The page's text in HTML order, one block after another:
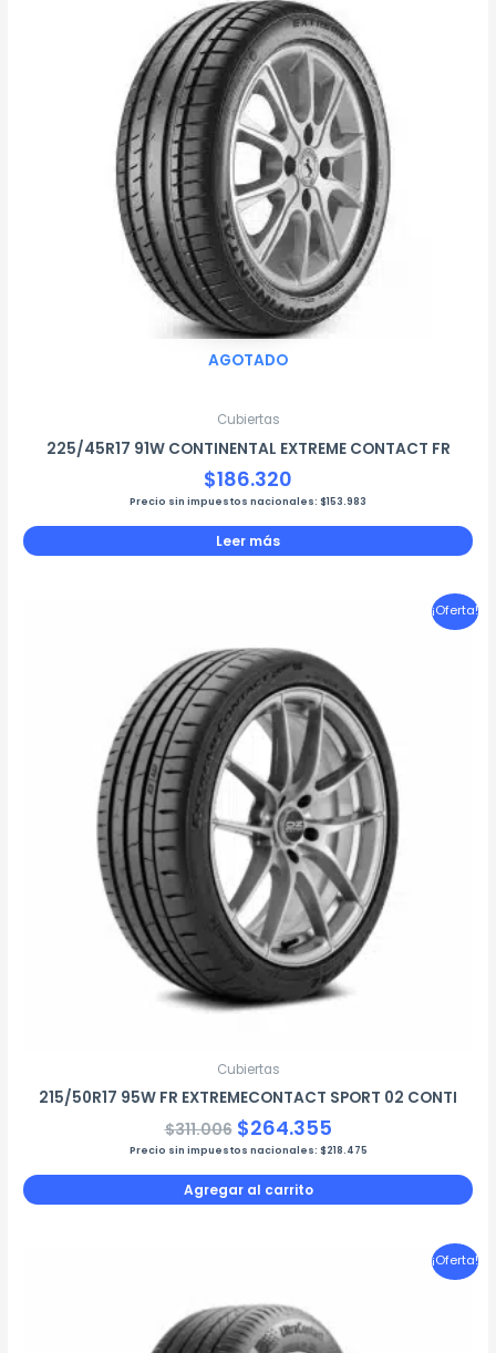
AGOTADO
Cubiertas
225/45R17 91W CONTINENTAL EXTREME CONTACT FR
$186.320
Precio sin impuestos nacionales: $153.983
Leer más
¡Oferta!
Cubiertas
215/50R17 95W FR EXTREMECONTACT SPORT 02 CONTI
$311.006
original
era:
$311.006.
$264.355
actual
es:
$264.355.
Precio sin impuestos nacionales: $218.475
Agregar al carrito
¡Oferta!
original
era:
es: